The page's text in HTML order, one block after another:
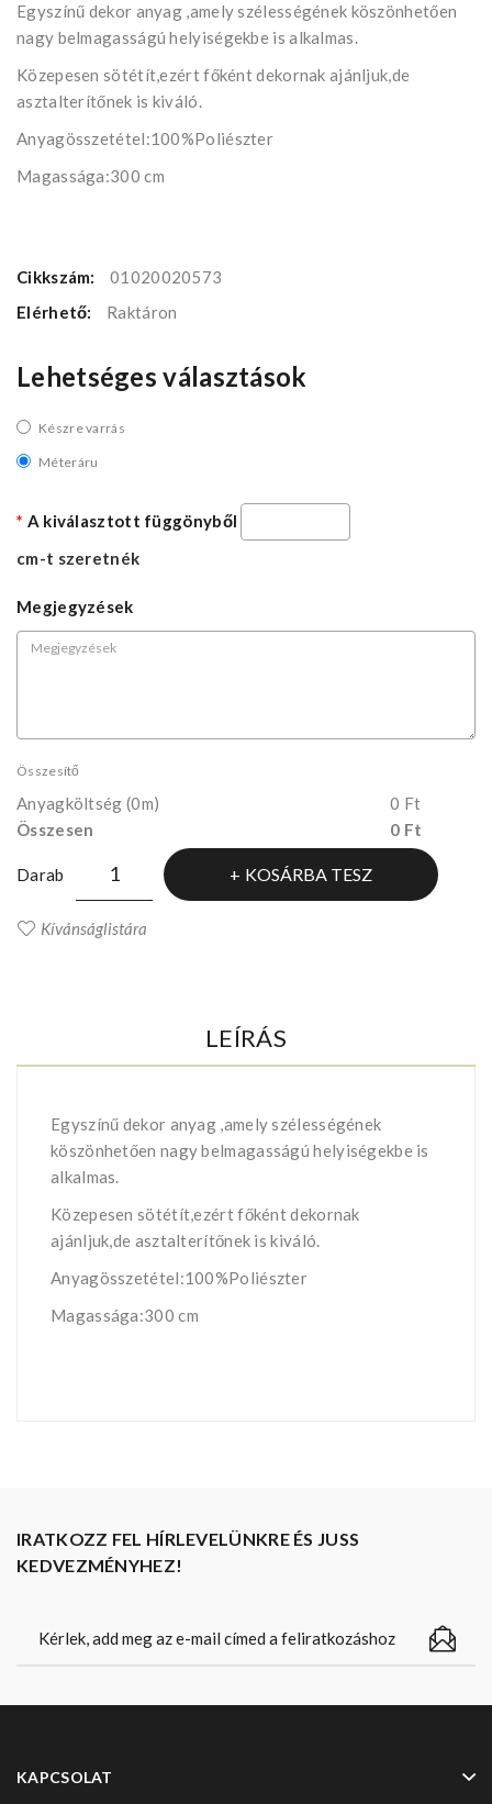
Egyszínű dekor anyag ,amely szélességének köszönhetően
nagy belmagasságú helyiségekbe is alkalmas.
Közepesen sötétít,ezért főként dekornak ajánljuk,de
asztalterítőnek is kiváló.
Anyagösszetétel:100%Poliészter
Magassága:300 cm
Cikkszám:
01020020573
Elérhető:
Raktáron
Lehetséges választások
Készre varrás
Méteráru
A kiválasztott függönyből
cm-t szeretnék
Megjegyzések
Összesítő
Anyagköltség (0m)
0 Ft
Összesen
0 Ft
Darab KOSÁRBA TESZ
Kívánságlistára
LEÍRÁS
Egyszínű dekor anyag ,amely szélességének
köszönhetően nagy belmagasságú helyiségekbe is
alkalmas.
Közepesen sötétít,ezért főként dekornak
ajánljuk,de asztalterítőnek is kiváló.
Anyagösszetétel:100%Poliészter
Magassága:300 cm
IRATKOZZ FEL HÍRLEVELÜNKRE ÉS JUSS
KEDVEZMÉNYHEZ!
KAPCSOLAT